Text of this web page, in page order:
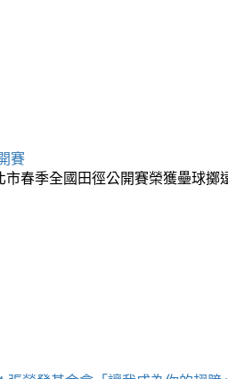
賽
春季全國田徑公開賽榮獲壘球擲